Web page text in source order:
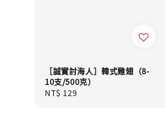
［誠實討海人］韓式雞翅（8-
10支/500克）
Regular
NT$ 129